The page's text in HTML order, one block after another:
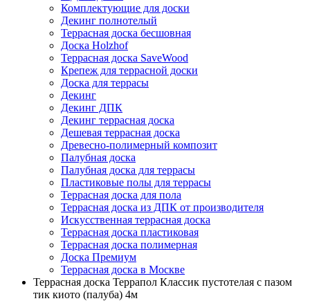
Комплектующие для доски
Декинг полнотелый
Террасная доска бесшовная
Доска Holzhof
Террасная доска SaveWood
Крепеж для террасной доски
Доска для террасы
Декинг
Декинг ДПК
Декинг террасная доска
Дешевая террасная доска
Древесно-полимерный композит
Палубная доска
Палубная доска для террасы
Пластиковые полы для террасы
Террасная доска для пола
Террасная доска из ДПК от производителя
Искусственная террасная доска
Террасная доска пластиковая
Террасная доска полимерная
Доска Премиум
Террасная доска в Москве
Террасная доска Террапол Классик пустотелая с пазом
тик киото (палуба) 4м